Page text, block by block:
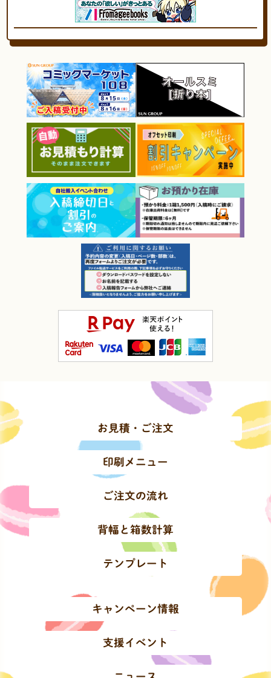
お見積・ご注文
印刷メニュー
ご注文の流れ
背幅と箱数計算
テンプレート
キャンペーン情報
支援イベント